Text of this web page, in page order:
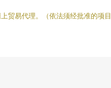
易代理。（依法须经批准的项